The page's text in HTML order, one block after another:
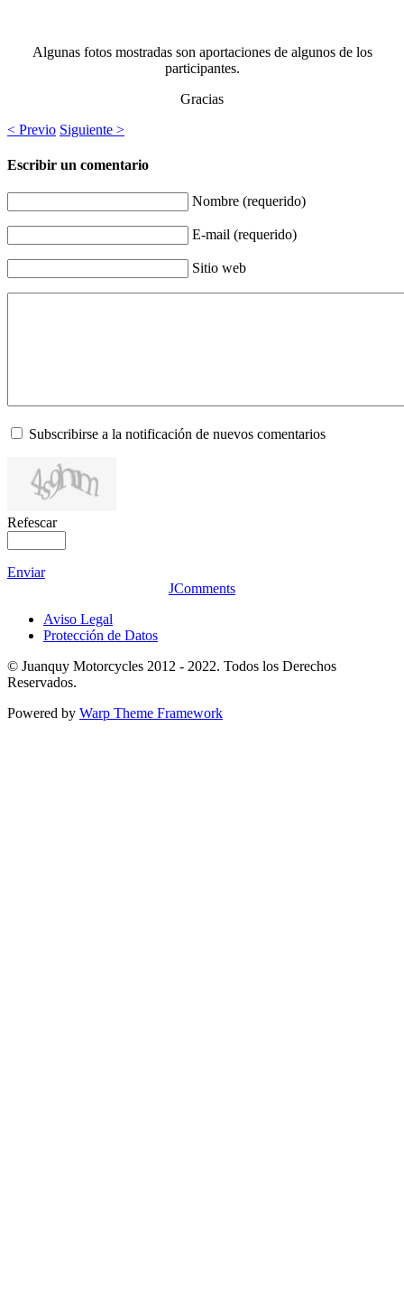
Algunas fotos mostradas son aportaciones de algunos de los
participantes.
Gracias
< Previo Siguiente >
Escribir un comentario
Nombre (requerido)
E-mail (requerido)
Sitio web
Subscribirse a la notificación de nuevos comentarios
Refescar
Enviar
JComments
Aviso Legal
Protección de Datos
© Juanquy Motorcycles 2012 - 2022. Todos los Derechos
Reservados.
Powered by Warp Theme Framework